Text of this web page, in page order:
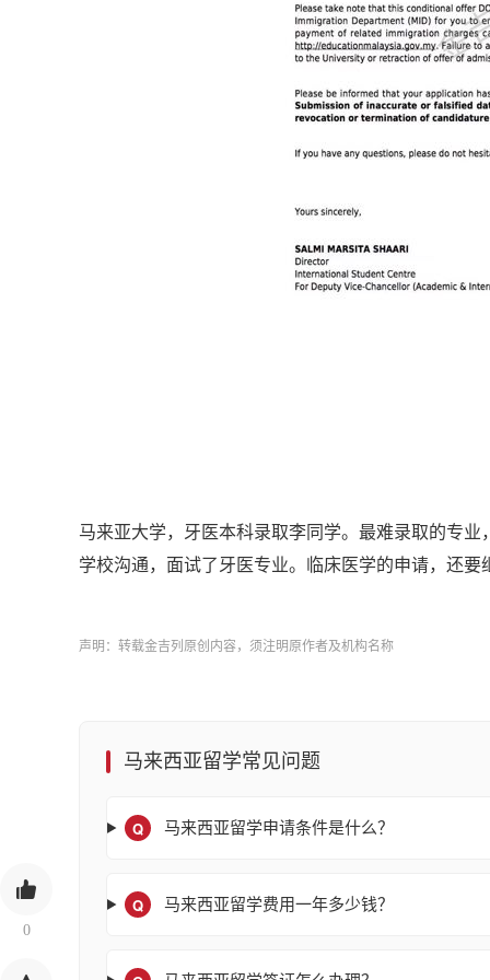
0
马来亚大学，牙医本科录取李同学。最难录取的专
学校沟通，面试了牙医专业。临床医学的申请，还要
声明：转载金吉列原创内容，须注明原作者及机构名称
马来西亚留学常见问题
Q 马来西亚留学申请条件是什么？
Q 马来西亚留学费用一年多少钱？